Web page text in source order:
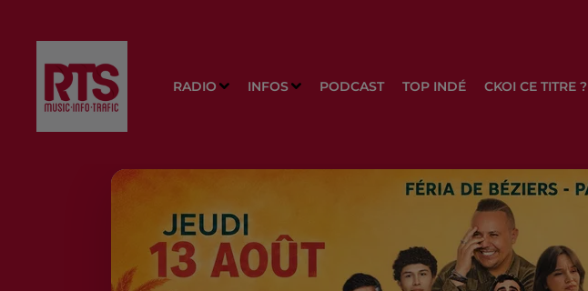
RADIO INFOS PODCAST TOP INDÉ CKOI CE TITRE ?